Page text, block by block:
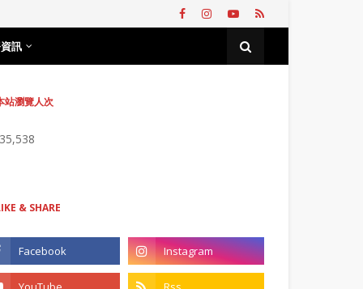
訊
站瀏覽人次
& SHARE